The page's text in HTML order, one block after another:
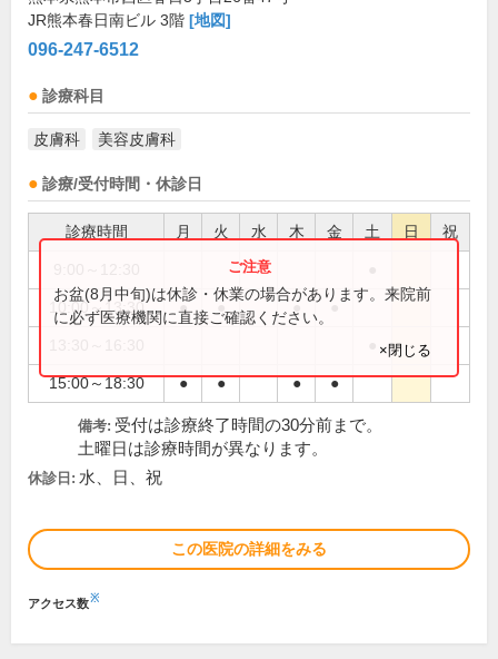
JR熊本春日南ビル 3階 [地図]
096-247-6512
診療科目
皮膚科 美容皮膚科
診療/受付時間・休診日
診療時間 月 火 水 木 金 土 日 祝
10:00～13:30 ● ● ● ●
15:00～18:30 ● ● ● ●
お盆(8月中旬)は休診・休業の場合があります。来院前
に必ず医療機関に直接ご確認ください。
×閉じる
備考: 受付は診療終了時間の30分前まで。
土曜日は診療時間が異なります。
休診日: 水、日、祝
この医院の詳細をみる
アクセス数※